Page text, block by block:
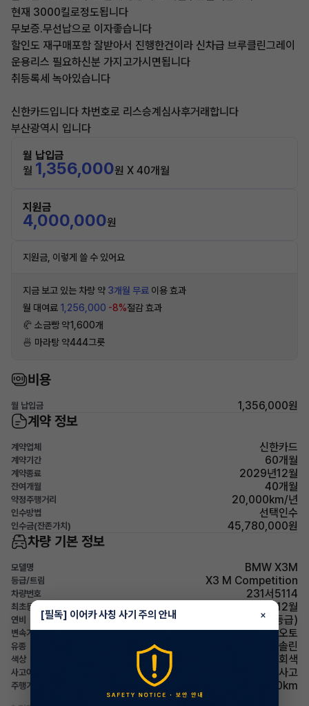
현재 3000킬로정도됩니다
무보증.무선납으로 이자좋습니다
할인도 재구매포함 잘받아서 진행한건이라 신차급 브루클린그레이
운용리스 필요하신분 가지고가시면됩니다
취등록세 녹아있습니다
신한카드입니다 차번호로 리스승계심사후거래합니다
부산광역시 입니다
월 납입금
월 1,356,000원 X 40개월
지원금
4,000,000원
지원금, 이렇게 쓸 수 있어요
지금 보고 있는 차량 약 3개월 무료 이용 효과
월 대여료 1,256,000 -8%절감 효과
🥐 소금빵 약1,600개
🍜 마라탕 약444그릇
비용
월 납입금 1,356,000원
계약 정보
계약업체 신한카드
계약기간 60개월
계약종료 2029년12월
잔여개월 40개월
약정주행거리 20,000km/년
인수방법 선택인수
인수금(잔존가치) 45,780,000원
차량 기본 정보
모델명 BMW X3M
등급/트림 X3 M Competition
차량번호 231서5114
최초등록 2024년 12월
연비 7.1km/L (5등급)
변속기 오토
유종 가솔린
색상 회색
사고이력 무사고
주행거리(등록일기준) 5,500km
[필독] 이어카 사칭 사기 주의 안내 ×